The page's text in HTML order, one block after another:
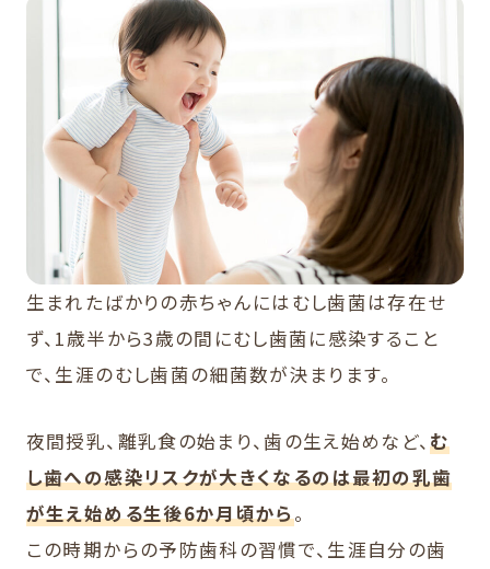
生まれたばかりの赤ちゃんにはむし歯菌は存在せ
ず、1歳半から3歳の間にむし歯菌に感染すること
で、生涯のむし歯菌の細菌数が決まります。
夜間授乳、離乳食の始まり、歯の生え始めなど、む
し歯への感染リスクが大きくなるのは最初の乳歯
が生え始める生後6か月頃から。
この時期からの予防歯科の習慣で、生涯自分の歯